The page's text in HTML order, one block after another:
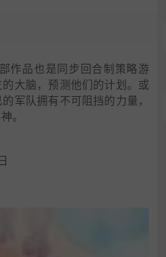
作品也是同步回合制策略游
大脑，预测他们的计划。或
军队拥有不可阻挡的力量，
。